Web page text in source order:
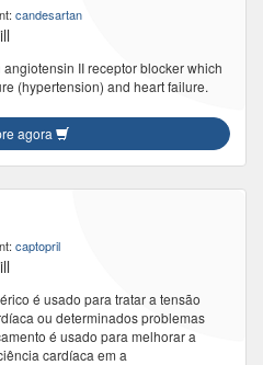
candesartan
II receptor blocker which
(hypertension) and heart failure.
agora
captopril
é usado para tratar a tensão
ou determinados problemas
é usado para melhorar a
cardíaca em a